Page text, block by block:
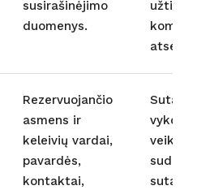
susirašinėjimo
duomenys.
Rezervuojančio
asmens ir
keleivių vardai,
pavardės,
kontaktai,
sutartį;